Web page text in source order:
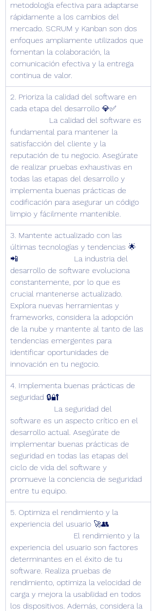
metodología efectiva para adaptarse
rápidamente a los cambios del
mercado. SCRUM y Kanban son dos
enfoques ampliamente utilizados que
fomentan la colaboración, la
comunicación efectiva y la entrega
continua de valor.
2. Prioriza la calidad del software en
cada etapa del desarrollo 💎✅
                La calidad del software es
fundamental para mantener la
satisfacción del cliente y la
reputación de tu negocio. Asegúrate
de realizar pruebas exhaustivas en
todas las etapas del desarrollo y
implementa buenas prácticas de
codificación para asegurar un código
limpio y fácilmente mantenible.
3. Mantente actualizado con las
últimas tecnologías y tendencias 🌟
📲                       La industria del
desarrollo de software evoluciona
constantemente, por lo que es
crucial mantenerse actualizado.
Explora nuevas herramientas y
frameworks, considera la adopción
de la nube y mantente al tanto de las
tendencias emergentes para
identificar oportunidades de
innovación en tu negocio.
4. Implementa buenas prácticas de
seguridad 🔒🔐
                  La seguridad del
software es un aspecto crítico en el
desarrollo actual. Asegúrate de
implementar buenas prácticas de
seguridad en todas las etapas del
ciclo de vida del software y
promueve la conciencia de seguridad
entre tu equipo.
5. Optimiza el rendimiento y la
experiencia del usuario 🚀👥
                          El rendimiento y la
experiencia del usuario son factores
determinantes en el éxito de tu
software. Realiza pruebas de
rendimiento, optimiza la velocidad de
carga y mejora la usabilidad en todos
los dispositivos. Además, considera la